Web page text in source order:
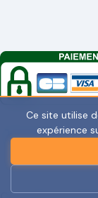
Ce site utilise
expérience